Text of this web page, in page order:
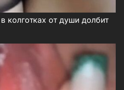
колготках от души долбит